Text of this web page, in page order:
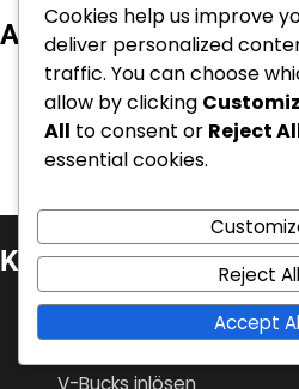
Arkiv
March 2026
February 2026
Kategorier
Battle Pass-krav
Event Quest Belöningar
V-Bucks inlösen
Cookies help us improve
deliver personalized
traffic. You can choose
allow by clicking
All to consent or Reject
essential cookies.
Reject All
Accept